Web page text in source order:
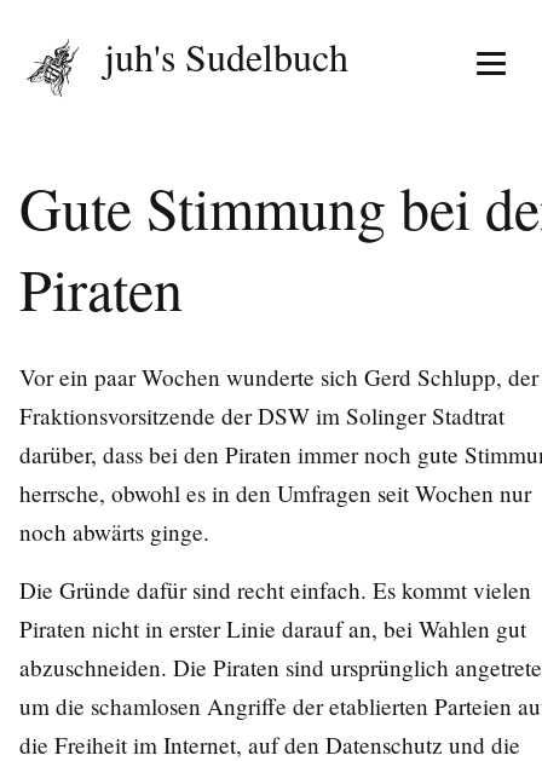
Menü
juh's Sudelbuch
Gute Stimmung bei
Piraten
Vor ein paar Wochen wunderte sich Gerd Schlupp, der
Fraktionsvorsitzende der DSW im Solinger Stadtrat
darüber, dass bei den Piraten immer noch gute
herrsche, obwohl es in den Umfragen seit Wochen nur
noch abwärts ginge.
Die Gründe dafür sind recht einfach. Es kommt vielen
Piraten nicht in erster Linie darauf an, bei Wahlen gut
abzuschneiden. Die Piraten sind ursprünglich
um die schamlosen Angriffe der etablierten Parteien
die Freiheit im Internet, auf den Datenschutz und die